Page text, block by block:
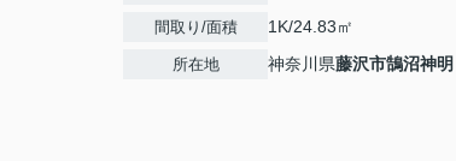
間取り/面積 1K/24.83㎡
所在地 神奈川県藤沢市鵠沼神明